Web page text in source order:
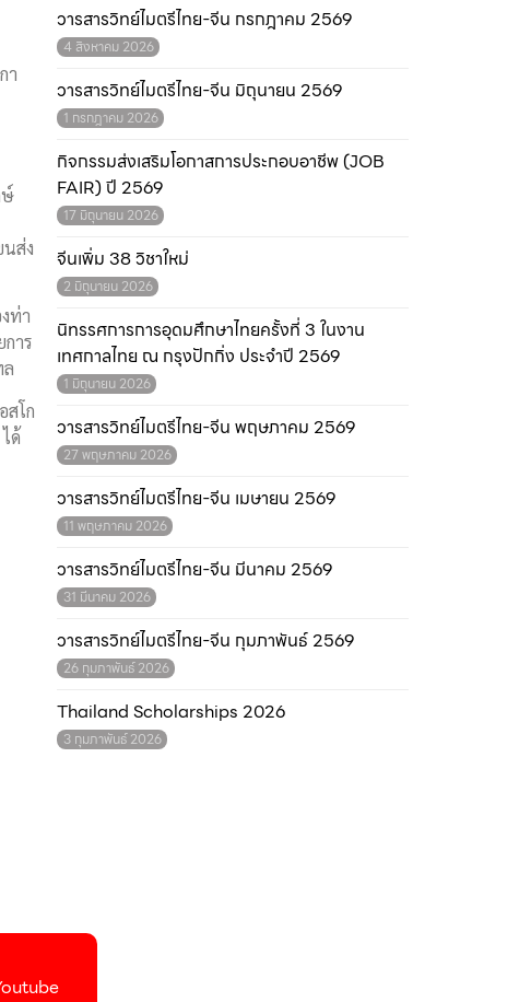
า
ษ์
ส่ง
ท่า
าร
สโก
ด้
วารสารวิทย์ไมตรีไทย-จีน กรกฎาคม 2569
4 สิงหาคม 2026
วารสารวิทย์ไมตรีไทย-จีน มิถุนายน 2569
1 กรกฎาคม 2026
กิจกรรมส่งเสริมโอกาสการประกอบอาชีพ (JOB
FAIR) ปี 2569
17 มิถุนายน 2026
จีนเพิ่ม 38 วิชาใหม่
2 มิถุนายน 2026
นิทรรศการการอุดมศึกษาไทยครั้งที่ 3 ในงาน
เทศกาลไทย ณ กรุงปักกิ่ง ประจำปี 2569
1 มิถุนายน 2026
วารสารวิทย์ไมตรีไทย-จีน พฤษภาคม 2569
27 พฤษภาคม 2026
วารสารวิทย์ไมตรีไทย-จีน เมษายน 2569
11 พฤษภาคม 2026
วารสารวิทย์ไมตรีไทย-จีน มีนาคม 2569
31 มีนาคม 2026
วารสารวิทย์ไมตรีไทย-จีน กุมภาพันธ์ 2569
26 กุมภาพันธ์ 2026
Thailand Scholarships 2026
3 กุมภาพันธ์ 2026